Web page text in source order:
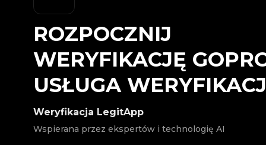
Weryfikacja LegitApp
Wspierana przez ekspertów i technologię AI
ROZPOCZNIJ
WERYFIKACJĘ
USŁUGA